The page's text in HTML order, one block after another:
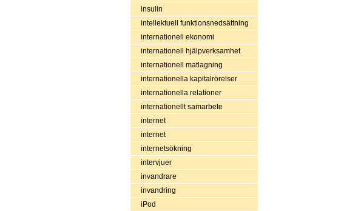
insulin
intellektuell funktionsnedsättning
internationell ekonomi
internationell hjälpverksamhet
internationell matlagning
internationella kapitalrörelser
internationella relationer
internationellt samarbete
internet
internet
internetsökning
intervjuer
invandrare
invandring
iPod